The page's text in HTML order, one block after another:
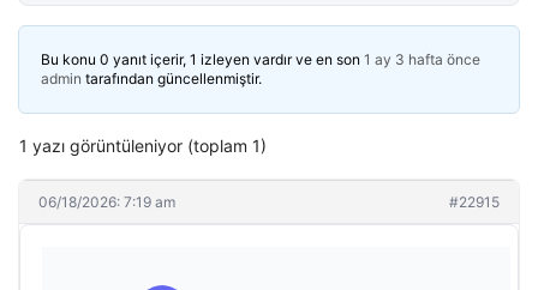
Bu konu 0 yanıt içerir, 1 izleyen vardır ve en son 1 ay 3 hafta önce
admin tarafından güncellenmiştir.
1 yazı görüntüleniyor (toplam 1)
06/18/2026: 7:19 am #22915